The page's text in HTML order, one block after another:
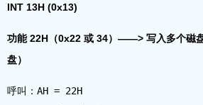
INT 13H (0x13)
功能 22H（0x22 或 34）——> 写入多个磁
盘）
呼叫：AH = 22H